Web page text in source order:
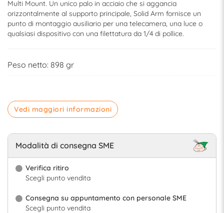
Multi Mount. Un unico palo in acciaio che si aggancia
orizzontalmente al supporto principale, Solid Arm fornisce un
punto di montaggio ausiliario per una telecamera, una luce o
qualsiasi dispositivo con una filettatura da 1/4 di pollice.
Peso netto: 898 gr
Vedi maggiori informazioni
Modalità di consegna SME
Verifica ritiro
Scegli punto vendita
Consegna su appuntamento con personale SME
Scegli punto vendita